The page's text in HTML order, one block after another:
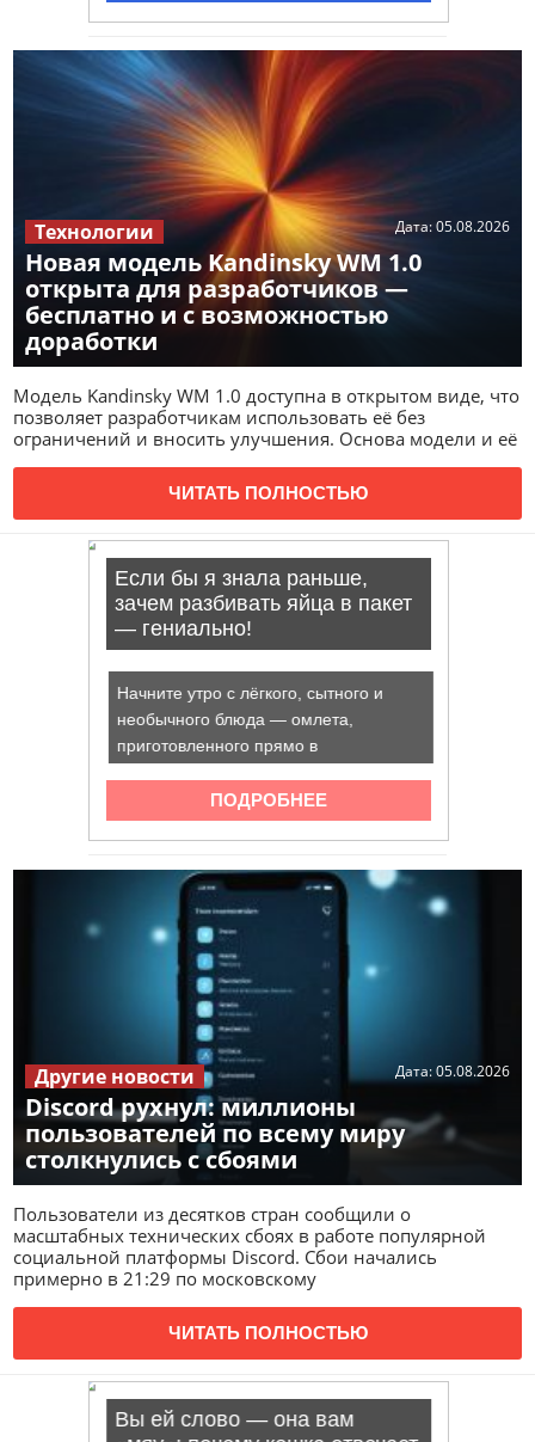
Новая модель Kandinsky WM 1.0
открыта для разработчиков —
бесплатно и с возможностью
доработки
Дата:05.08.2026
Технологии
Модель Kandinsky WM 1.0 доступна в открытом виде, что
позволяет разработчикам использовать её без
ограничений и вносить улучшения. Основа модели и её
ЧИТАТЬ ПОЛНОСТЬЮ
Discord рухнул: миллионы
пользователей по всему миру
столкнулись с сбоями
Дата:05.08.2026
Другие новости
Пользователи из десятков стран сообщили о
масштабных технических сбоях в работе популярной
социальной платформы Discord. Сбои начались
примерно в 21:29 по московскому
ЧИТАТЬ ПОЛНОСТЬЮ